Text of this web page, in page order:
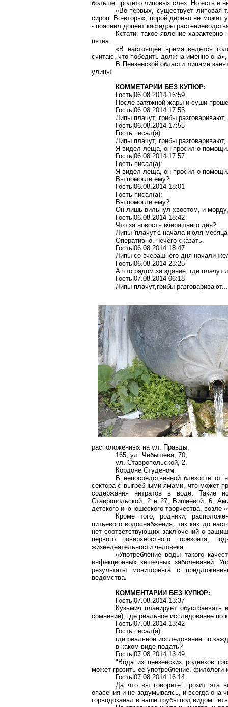
больше пролито липовых слез. Но есть и
«Во-первых, существует липовая
сироп. Во-вторых, порой дерево не может
- пояснил доцент кафедры
Кстати, такое явление
пятна.
«В настоящее время ведется
считаю, что победить должна именно
В Пензенской области липами
улицы.
КОММЕТАРИИ БЕЗ КУПЮР:
Гость|06.08.2014 16:59
После затяжной жары и суши
Гость|06.08.2014 17:53
Липы плачут, грибы
Гость|06.08.2014 17:55
Гость писал(a):
Липы плачут, грибы
Я видел леща, он просил о
Гость|06.08.2014 17:57
Гость писал(a):
Я видел леща, он просил о
Вы помогли ему?
Гость|06.08.2014 18:01
Гость писал(a):
Вы помогли ему?
Он лишь вильнул хвостом, и
Гость|06.08.2014 18:42
Что за новость вчерашнего дня?
Липы 'плачут'с начала июля
Оперативно, нечего сказать.
Гость|06.08.2014 18:47
Липы со вчерашнего дня начали
Гость|06.08.2014 23:25
А что рядом за здание, где плачут
Гость|07.08.2014 06:18
Липы плачут,грибы
расположенных на ул. Правды,
165, ул. Чебышева, 70,
ул. Ставропольской, 2,
Кордоне Студеном.
В непосредственной близости от
сектора с выгребными ямами, что может
содержания нитратов в воде. Такие
Ставропольской, 2 и 27, Вишневой, 6,
детского и юношеского творчества, возле
Кроме того, родники,
питьевого водоснабжения, так как до
нет соответствующих заключений о
первого поверхностного горизонта,
жизнедеятельности человека.
«Употребление воды такого
инфекционных кишечных заболеваний.
результаты мониторинга с
ведомства.
КОММЕНТАРИИ БЕЗ КУПЮР:
Гость|07.08.2014 13:37
Кузьмич планирует
сомнение), где реальное исследование по
Гость|07.08.2014 13:42
Гость писал(a):
где реальное исследование по
в каком виде подать?
Гость|07.08.2014 13:49
"Вода из пензенских родников
может грозить ее употребление, филологи
Гость|07.08.2014 16:14
Да что вы говорите, грозит эта
опасения и не задумываясь, и всегда она
горводоканал в наши трубы под видом